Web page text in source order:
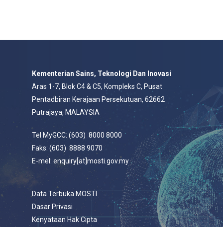
Kementerian Sains, Teknologi Dan Inovasi
Aras 1-7, Blok C4 & C5, Kompleks C, Pusat
Pentadbiran Kerajaan Persekutuan, 62662
Putrajaya, MALAYSIA
Tel MyGCC: (603) 8000 8000
Faks: (603) 8888 9070
E-mel: enquiry[at]mosti.gov.my
Data Terbuka MOSTI
Dasar Privasi
Kenyataan Hak Cipta